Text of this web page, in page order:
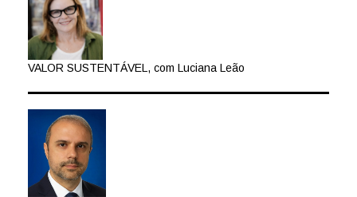
VALOR SUSTENTÁVEL, com Luciana Leão